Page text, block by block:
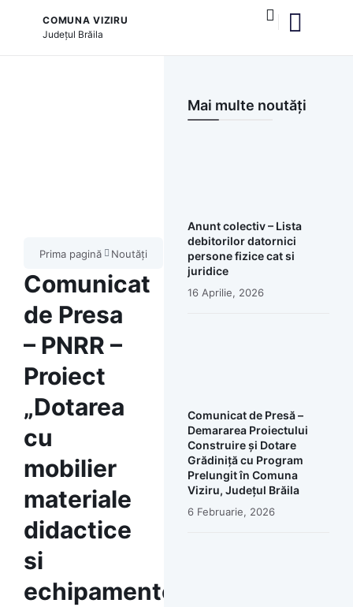
COMUNA VIZIRU
Județul Brăila
Prima pagină Noutăți
Comunicat
de Presa
– PNRR –
Proiect
„Dotarea
cu
mobilier
materiale
didactice
si
echipamente
Mai multe noutăți
Anunt colectiv – Lista
debitorilor datornici
persone fizice cat si
juridice
16 Aprilie, 2026
Comunicat de Presă –
Demararea Proiectului
Construire și Dotare
Grădiniță cu Program
Prelungit în Comuna
Viziru, Județul Brăila
6 Februarie, 2026